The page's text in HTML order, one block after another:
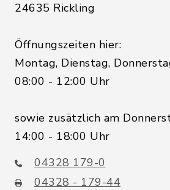
24635 Rickling
Öffnungszeiten hier:
Montag, Dienstag,
08:00 - 12:00 Uhr
sowie zusätzlich am
14:00 - 18:00 Uhr
04328 179-0
04328 - 179-44